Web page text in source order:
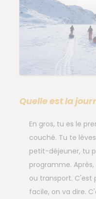
Quelle est la
En gros, tu es le
couché. Tu te
petit-déjeuner, tu
programme.
ou transport. C'est
facile, on va dire.